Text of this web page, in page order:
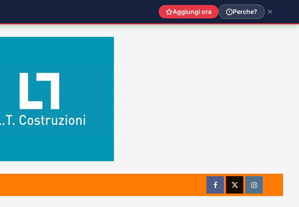
FacebookTwitterInstagram
Aggiungi ora Perche?